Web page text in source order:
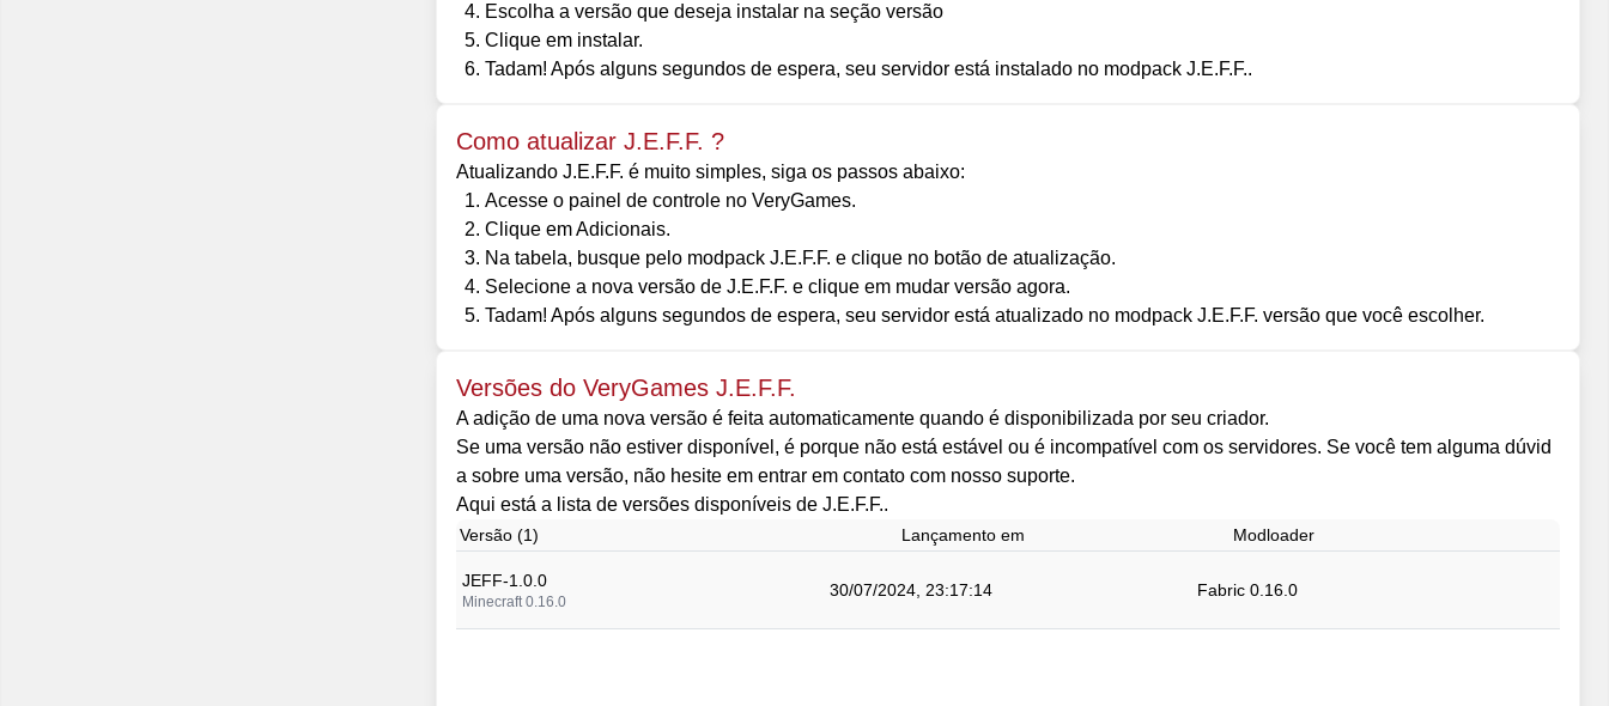
Escolha a versão que deseja instalar na seção versão
Clique em instalar.
Tadam! Após alguns segundos de espera, seu servidor está instalado no modpack J.E.F.F..
Como atualizar J.E.F.F. ?
Atualizando J.E.F.F. é muito simples, siga os passos abaixo:
Acesse o painel de controle no VeryGames.
Clique em Adicionais.
Na tabela, busque pelo modpack J.E.F.F. e clique no botão de atualização.
Selecione a nova versão de J.E.F.F. e clique em mudar versão agora.
Tadam! Após alguns segundos de espera, seu servidor está atualizado no modpack J.E.F.F. versão que você escolher.
Versões do VeryGames J.E.F.F.
A adição de uma nova versão é feita automaticamente quando é disponibilizada por seu criador.
Se uma versão não estiver disponível, é porque não está estável ou é incompatível com os servidores. Se você tem alguma dúvid
a sobre uma versão, não hesite em entrar em contato com nosso suporte.
Aqui está a lista de versões disponíveis de J.E.F.F..
Versão (1) Lançamento em Modloader
JEFF-1.0.0
Minecraft 0.16.0
30/07/2024, 23:17:14 Fabric 0.16.0